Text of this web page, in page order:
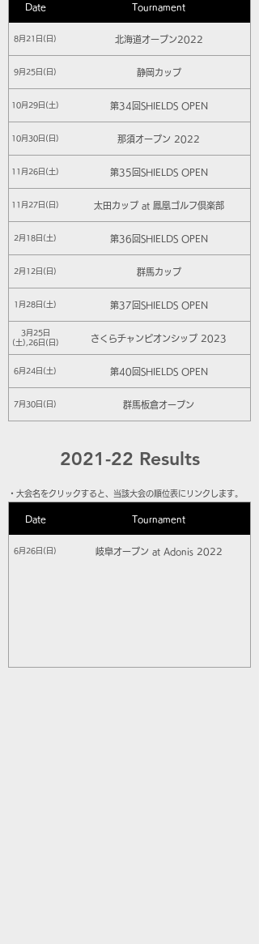
Date Tournament
8月21日(日) 北海道オープン2022
9月25日(日) 静岡カップ
10月29日(土) 第34回SHIELDS OPEN
10月30日(日) 那須オープン 2022
11月26日(土) 第35回SHIELDS OPEN
11月27日(日) 太田カップ at 鳳凰ゴルフ倶楽部
2月18日(土) 第36回SHIELDS OPEN
2月12日(日) 群馬カップ
1月28日(土) 第37回SHIELDS OPEN
3月25日
(土),26日(日)
さくらチャンピオンシップ 2023
6月24日(土) 第40回SHIELDS OPEN
7月30日(日) 群馬板倉オープン
2021-22 Results
​・大会名をクリックすると、当該大会の順位表にリンクします。
Date Tournament
6月26日(日) 岐阜オープン at Adonis 2022